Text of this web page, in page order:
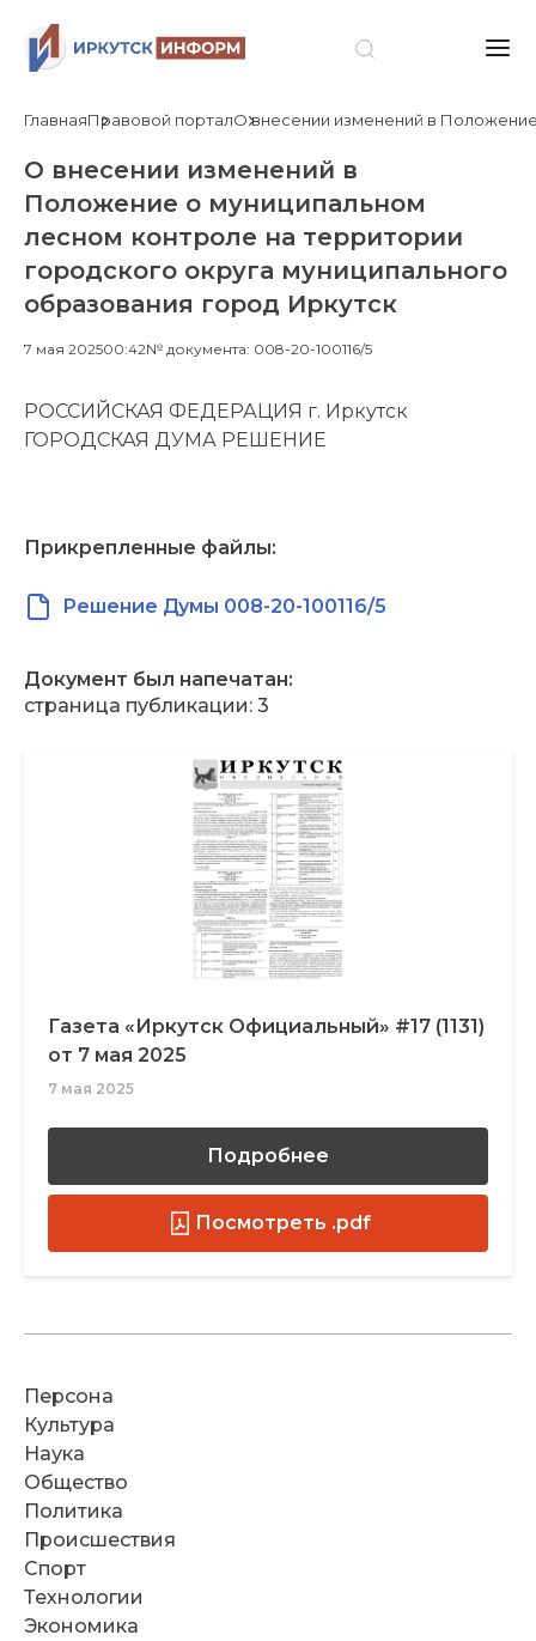
ГлавнаяПравовой порталО внесении изменений в
О внесении изменений в
Положение о муниципальном
лесном контроле на территории
городского округа муниципального
образования город Иркутск
7 мая 202500:42№ документа: 008-20-100116/5
РОССИЙСКАЯ ФЕДЕРАЦИЯ г. Иркутск
ГОРОДСКАЯ ДУМА РЕШЕНИЕ
Прикрепленные файлы:
Решение Думы 008-20-100116/5
Документ был напечатан:
страница публикации: 3
Газета «Иркутск Официальный» #17 (1131)
от 7 мая 2025
7 мая 2025
Подробнее
Посмотреть .pdf
Персона
Культура
Наука
Общество
Политика
Происшествия
Спорт
Технологии
Экономика